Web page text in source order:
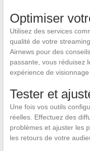
Optimiser
Utilisez des services
qualité de votre
Airnews pour des
passante, vous réduisez
expérience de
Tester et
Une fois vos outils
réelles. Effectuez des
problèmes et ajuster les
les retours de votre